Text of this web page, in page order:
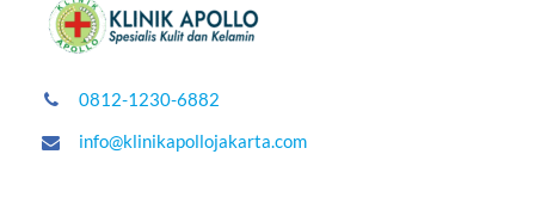
0812-1230-6882
info@klinikapollojakarta.com